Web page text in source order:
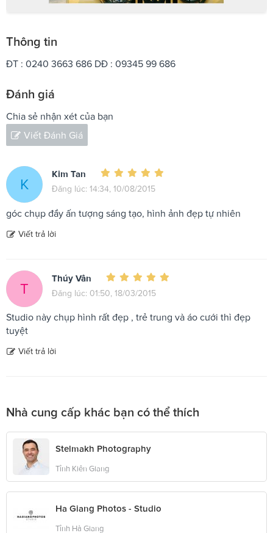
Thông tin
ĐT : 0240 3663 686 DĐ : 09345 99 686
Đánh giá
Chia sẻ nhận xét của bạn
Viết Đánh Giá
K
Kim Tan
Đăng lúc: 14:34, 10/08/2015
góc chụp đầy ấn tượng sáng tạo, hình ảnh đẹp tự nhiên
Viết trả lời
T
Thúy Vân
Đăng lúc: 01:50, 18/03/2015
Studio này chụp hình rất đẹp , trẻ trung và áo cưới thì đẹp
tuyệt
Viết trả lời
Nhà cung cấp khác bạn có thể thích
Stelmakh Photography
Tỉnh Kiên Giang
Ha Giang Photos - Studio
Tỉnh Hà Giang